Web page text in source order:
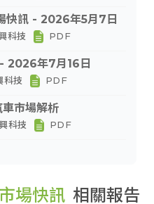
訊 - 2026年5月7日
科技 PDF
2026年7月16日
科技 PDF
市場解析
科技 PDF
場快訊 相關報告